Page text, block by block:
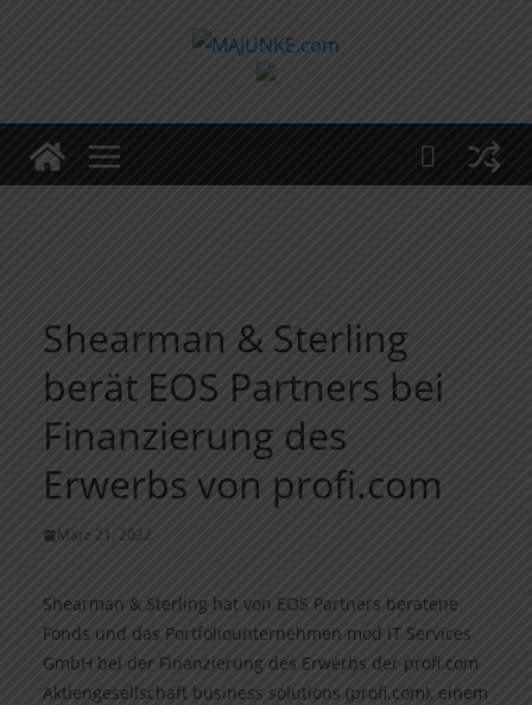
Shearman & Sterling
berät EOS Partners bei
Finanzierung des
Erwerbs von profi.com
März 21, 2022
Shearman & Sterling hat von EOS Partners beratene
Fonds und das Portfoliounternehmen mod IT Services
GmbH bei der Finanzierung des Erwerbs der profi.com
Aktiengesellschaft business solutions (profi.com), einem